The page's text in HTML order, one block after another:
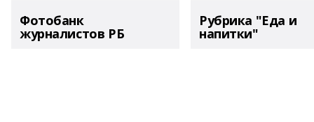
Фотобанк
журналистов РБ
Рубрика "Еда и
напитки"